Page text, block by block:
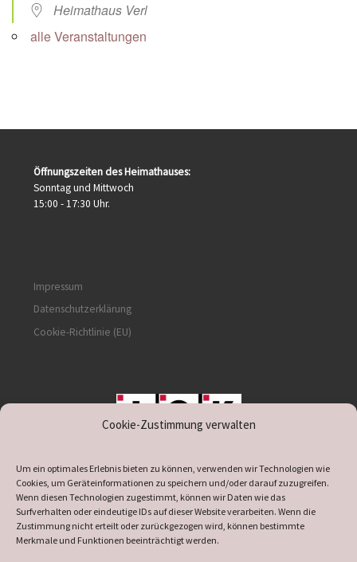
Cookie-Zustimmung verwalten
Um ein optimales Erlebnis bieten zu können, verwenden wir Technologien wie
Cookies, um Geräteinformationen zu speichern und/oder darauf zuzugreifen.
Wenn diesen Technologien zugestimmt, können wir Daten wie das
Surfverhalten oder eindeutige IDs auf dieser Website verarbeiten. Wenn die
Zustimmung nicht erteilt oder zurückgezogen wird, können bestimmte
Merkmale und Funktionen beeinträchtigt werden.
Heimathaus Verl
alle Veranstaltungen
Öffnungszeiten des Heimathauses:
Sonntag und Mittwoch
15:00 - 17:30 Uhr.
Impressum
Datenschutzerklärung
Cookie-Richtlinie (EU)
supported by DÖ